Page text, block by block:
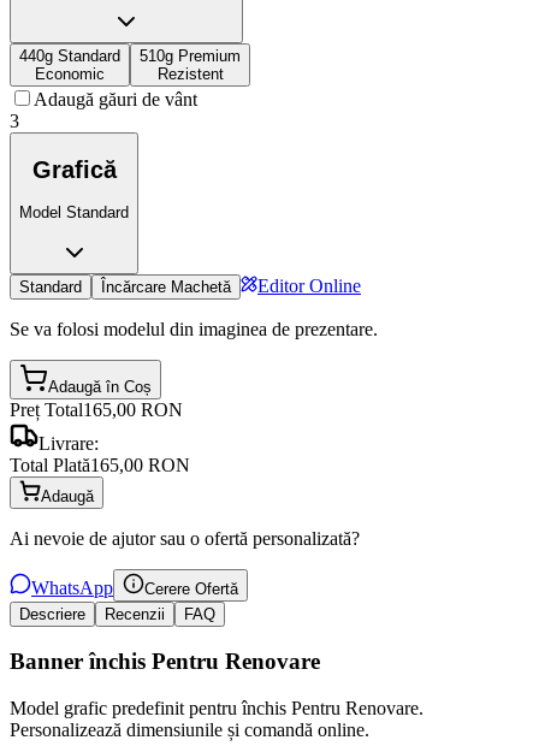
440g Standard
Economic
510g Premium
Rezistent
Adaugă găuri de vânt
3
Grafică
Model Standard
Standard Încărcare Machetă Editor Online
Se va folosi modelul din imaginea de prezentare.
Adaugă în Coș
Preț Total165,00 RON
Livrare:
Total Plată165,00 RON
Adaugă
Ai nevoie de ajutor sau o ofertă personalizată?
WhatsApp
Cerere Ofertă
Descriere
Recenzii FAQ
Banner închis Pentru Renovare
Model grafic predefinit pentru închis Pentru Renovare.
Personalizează dimensiunile și comandă online.